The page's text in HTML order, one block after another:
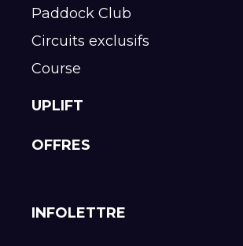
Paddock Club
Circuits exclusifs
Course
UPLIFT
OFFRES
INFOLETTRE